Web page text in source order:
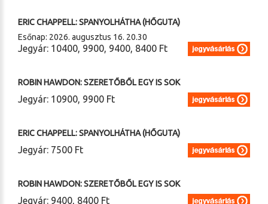
ERIC CHAPPELL: SPANYOLHÁTHA (HŐGUTA)
Esőnap: 2026. augusztus 16. 20.30
Jegyár: 10400, 9900, 9400, 8400 Ft
ROBIN HAWDON: SZERETŐBŐL EGY IS SOK
Jegyár: 10900, 9900 Ft
ERIC CHAPPELL: SPANYOLHÁTHA (HŐGUTA)
Jegyár: 7500 Ft
ROBIN HAWDON: SZERETŐBŐL EGY IS SOK
Jegyár: 9400, 8400 Ft